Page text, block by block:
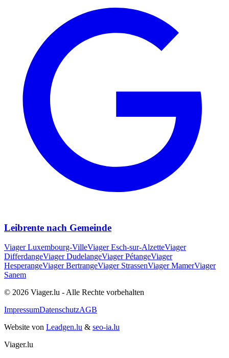
Leibrente nach Gemeinde
ViagerLuxembourg-VilleViagerEsch-sur-AlzetteViager
DifferdangeViagerDudelangeViagerPétangeViager
HesperangeViagerBertrangeViager StrassenViagerMamerViager
Sanem
© 2026 Viager.lu - Alle Rechte vorbehalten
ImpressumDatenschutzAGB
Website von Leadgen.lu & seo-ia.lu
Viager.lu